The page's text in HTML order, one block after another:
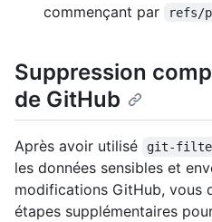
commençant par
refs/
Suppression
de GitHub
Après avoir utilisé git-
les données sensibles et
modifications GitHub, vous
étapes supplémentaires